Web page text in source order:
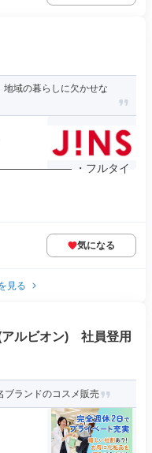
域の暮らしに欠かせな
・フルタイ
気になる
見る
ルビオン) 社員登用
ブランドのコスメ販売